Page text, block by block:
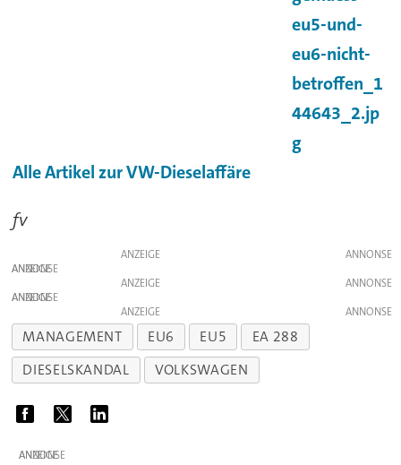
Alle Artikel zur VW-Dieselaffäre
fv
ANZEIGE
ANZEIGE
ANZEIGE
ANZEIGE
ANZEIGE
MANAGEMENT EU6 EU5
EA 288
DIESELSKANDAL
VOLKSWAGEN
ANZEIGE